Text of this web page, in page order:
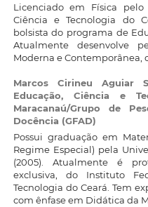
Licenciado em Física
Ciência e Tecnologia do
bolsista do programa de
Atualmente desenvolve
Moderna e Contemporânea,
Marcos Cirineu Aguiar
Educação, Ciência e
Maracanaú/Grupo de
Docência (GFAD)
Possui graduação em
Regime Especial) pela
(2005). Atualmente é
exclusiva, do Instituto
Tecnologia do Ceará. Tem
com ênfase em Didática da